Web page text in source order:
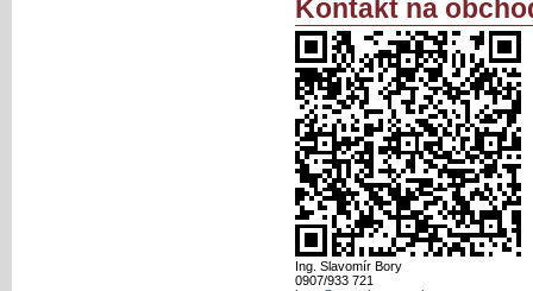
Kontakt na
Ing. Slavomír Bory
0907/933 721